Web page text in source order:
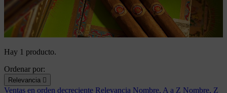
Hay 1 producto.
Ordenar por:
Relevancia 
Ventas en orden decreciente Relevancia Nombre, A a Z Nombre, Z